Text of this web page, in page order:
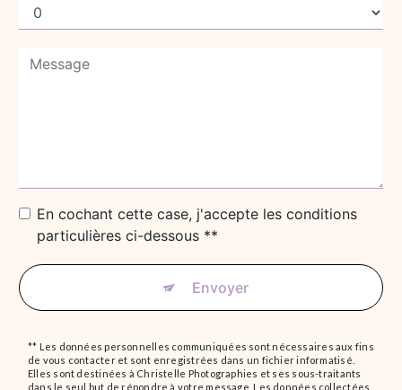
En cochant cette case, j'accepte les conditions
particulières ci-dessous **
Envoyer
** Les données personnelles communiquées sont nécessaires aux fins
de vous contacter et sont enregistrées dans un fichier informatisé.
Elles sont destinées à Christelle Photographies et ses sous-traitants
dans le seul but de répondre à votre message. Les données collectées